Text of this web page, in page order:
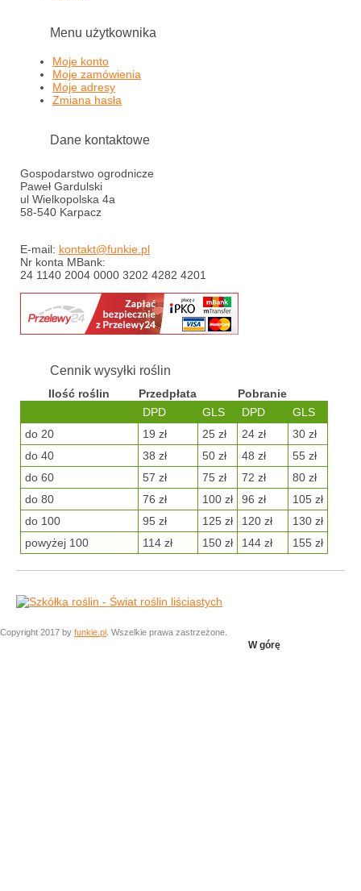
Menu użytkownika
Moje konto
Moje zamówienia
Moje adresy
Zmiana hasła
Dane kontaktowe
Gospodarstwo ogrodnicze
Paweł Gardulski
ul Wielkopolska 4a
58-540 Karpacz
E-mail: kontakt@funkie.pl
Nr konta MBank:
24 1140 2004 0000 3202 4282 4201
Cennik wysyłki roślin
Ilość roślin Przedpłata
Pobranie
DPD
GLS DPD
GLS
do 20
19 zł 25 zł 24 zł
30 zł
do 40
38 zł 50 zł 48 zł
55 zł
do 60
57 zł 75 zł 72 zł
80 zł
do 80
76 zł 100 zł 96 zł
105 zł
do 100
95 zł 125 zł 120 zł
130 zł
powyżej 100
114 zł 150 zł 144 zł 155 zł
Copyright 2017 by funkie.pl . Wszelkie prawa zastrzeżone.
W górę